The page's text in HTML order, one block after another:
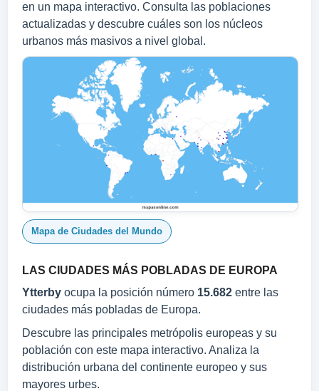
en un mapa interactivo. Consulta las poblaciones
actualizadas y descubre cuáles son los núcleos
urbanos más masivos a nivel global.
Mapa de Ciudades del Mundo
LAS CIUDADES MÁS POBLADAS DE EUROPA
Ytterby ocupa la posición número 15.682 entre las
ciudades más pobladas de Europa.
Descubre las principales metrópolis europeas y su
población con este mapa interactivo. Analiza la
distribución urbana del continente europeo y sus
mayores urbes.